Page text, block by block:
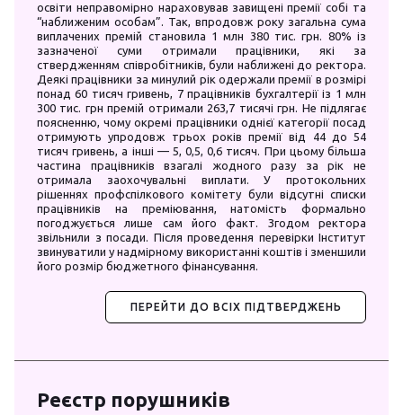
освіти неправомірно нараховував завищені премії собі та
“наближеним особам”. Так, впродовж року загальна сума
виплачених премій становила 1 млн 380 тис. грн. 80% із
зазначеної суми отримали працівники, які за
ствердженням співробітників, були наближені до ректора.
Деякі працівники за минулий рік одержали премії в розмірі
понад 60 тисяч гривень, 7 працівників бухгалтерії із 1 млн
300 тис. грн премій отримали 263,7 тисячі грн. Не підлягає
поясненню, чому окремі працівники однієї категорії посад
отримують упродовж трьох років премії від 44 до 54
тисяч гривень, а інші — 5, 0,5, 0,6 тисяч. При цьому більша
частина працівників взагалі жодного разу за рік не
отримала заохочувальні виплати. У протокольних
рішеннях профспілкового комітету були відсутні списки
працівників на преміювання, натомість формально
погоджується лише сам його факт. Згодом ректора
звільнили з посади. Після проведення перевірки Інститут
звинуватили у надмірному використанні коштів і зменшили
його розмір бюджетного фінансування.
ПЕРЕЙТИ ДО ВСІХ ПІДТВЕРДЖЕНЬ
Реєстр порушників